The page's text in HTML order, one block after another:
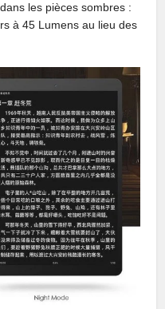
les pièces sombres :
à 45 Lumens au lieu des